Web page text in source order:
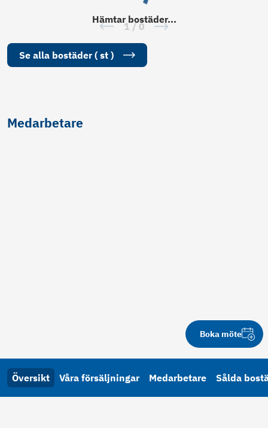
Översikt Våra försäljningar Medarbetare Sålda
Boka möte
Hämtar bostäder...
1/ 0
Se alla bostäder(st )
Medarbetare